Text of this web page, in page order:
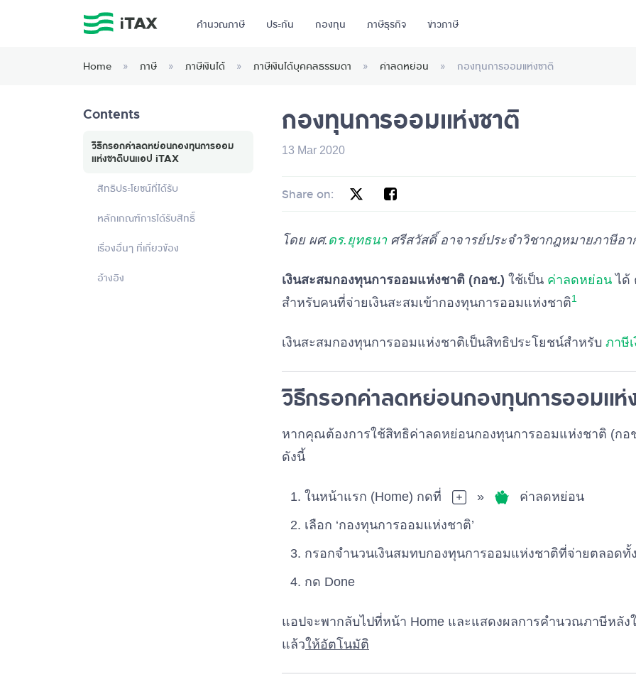
คำนวณภาษี ประกัน กองทุน ภาษีธุรกิจ ข่าวภาษี
Home » ภาษี » ภาษีเงินได้ » ภาษีเงินได้บุคคลธรรมดา » ค่าลดหย่อน » กองทุนการออมแห่งชาติ
Contents
วิธีกรอกค่าลดหย่อนกองทุนการออม
แห่งชาติบนแอป iTAX
สิทธิประโยชน์ที่ได้รับ
หลักเกณฑ์การได้รับสิทธิ์
เรื่องอื่นๆ ที่เกี่ยวข้อง
อ้างอิง
กองทุนการออมแห่งชาติ
13 Mar 2020
Share on:
โดย ผศ. ดร.ยุทธนาศรีสวัสดิ์ อาจารย์ประจำวิชากฎหมายภาษีอา
เงินสะสมกองทุนการออมแห่งชาติ (กอช.) ใช้เป็น ค่าลดหย่อน ได้
สำหรับคนที่จ่ายเงินสะสมเข้ากองทุนการออมแห่งชาติ1
เงินสะสมกองทุนการออมแห่งชาติเป็นสิทธิประโยชน์สำหรับ ภาษี
วิธีกรอกค่าลดหย่อนกองทุนการออมแห่
หากคุณต้องการใช้สิทธิค่าลดหย่อนกองทุนการออมแห่งชาติ (กอ
ดังนี้
ในหน้าแรก (Home) กดที่ »
ค่าลดหย่อน
เลือก ‘กองทุนการออมแห่งชาติ’
กรอกจำนวนเงินสมทบกองทุนการออมแห่งชาติที่จ่ายตลอดทั้
กด Done
แอปจะพากลับไปที่หน้า Home และแสดงผลการคำนวณภาษีหลั
แล้วให้อัตโนมัติ